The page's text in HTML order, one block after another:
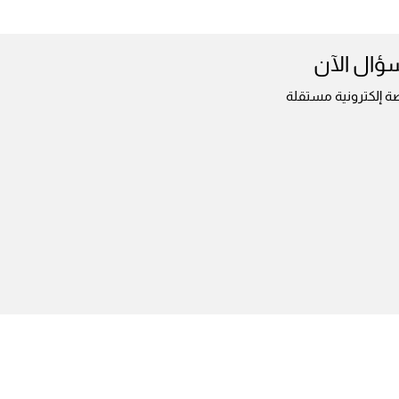
الآن
إلكترونية مستقلة